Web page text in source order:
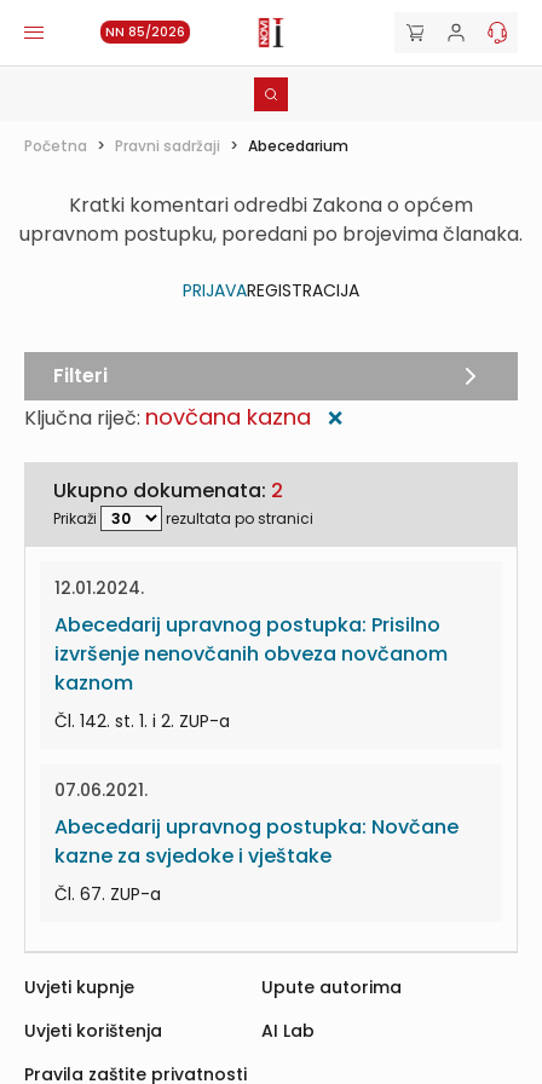
NN 85/2026
Početna > Pravni sadržaji > Abecedarium
Kratki komentari odredbi Zakona o općem
upravnom postupku, poredani po brojevima članaka.
PRIJAVAREGISTRACIJA
Ključna riječ: novčana kazna ❌
Ukupno dokumenata: 2
Prikaži rezultata po stranici
12.01.2024.
Abecedarij upravnog postupka: Prisilno
izvršenje nenovčanih obveza novčanom
kaznom
Čl. 142. st. 1. i 2. ZUP-a
07.06.2021.
Abecedarij upravnog postupka: Novčane
kazne za svjedoke i vještake
Čl. 67. ZUP-a
Filteri
Uvjeti kupnje
Uvjeti korištenja
Pravila zaštite privatnosti
Upute autorima
AI Lab